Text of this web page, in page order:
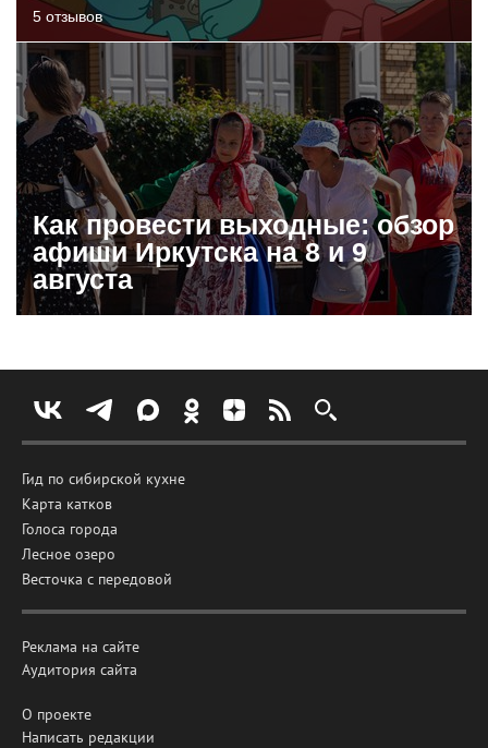
5 отзывов
Как провести выходные: обзор
афиши Иркутска на 8 и 9
августа
Гид по сибирской кухне
Карта катков
Голоса города
Лесное озеро
Весточка с передовой
Реклама на сайте
Аудитория сайта
О проекте
Написать редакции